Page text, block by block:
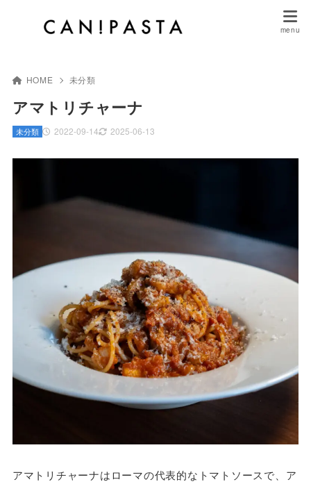
HOME 未分類
アマトリチャーナ
2022-09-14 2025-06-13
未分類
アマトリチャーナはローマの代表的なトマトソースで、ア